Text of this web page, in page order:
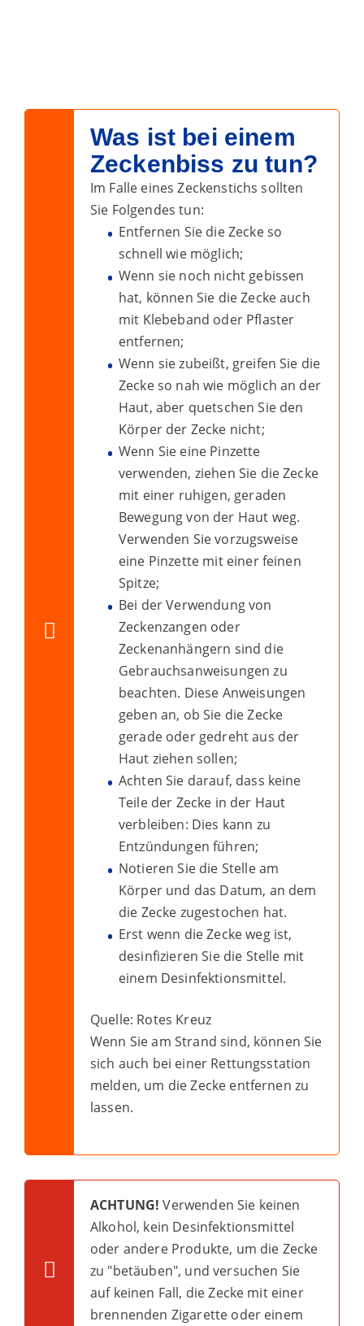
Was ist bei einem
Zeckenbiss zu tun?
Im Falle eines Zeckenstichs sollten
Sie Folgendes tun:
Entfernen Sie die Zecke so
schnell wie möglich;
Wenn sie noch nicht gebissen
hat, können Sie die Zecke auch
mit Klebeband oder Pflaster
entfernen;
Wenn sie zubeißt, greifen Sie die
Zecke so nah wie möglich an der
Haut, aber quetschen Sie den
Körper der Zecke nicht;
Wenn Sie eine Pinzette
verwenden, ziehen Sie die Zecke
mit einer ruhigen, geraden
Bewegung von der Haut weg.
Verwenden Sie vorzugsweise
eine Pinzette mit einer feinen
Spitze;
Bei der Verwendung von
Zeckenzangen oder
Zeckenanhängern sind die
Gebrauchsanweisungen zu
beachten. Diese Anweisungen
geben an, ob Sie die Zecke
gerade oder gedreht aus der
Haut ziehen sollen;
Achten Sie darauf, dass keine
Teile der Zecke in der Haut
verbleiben: Dies kann zu
Entzündungen führen;
Notieren Sie die Stelle am
Körper und das Datum, an dem
die Zecke zugestochen hat.
Erst wenn die Zecke weg ist,
desinfizieren Sie die Stelle mit
einem Desinfektionsmittel.
Quelle: Rotes Kreuz
Wenn Sie am Strand sind, können Sie
sich auch bei einer Rettungsstation
melden, um die Zecke entfernen zu
lassen.
ACHTUNG! Verwenden Sie keinen
Alkohol, kein Desinfektionsmittel
oder andere Produkte, um die Zecke
zu "betäuben", und versuchen Sie
auf keinen Fall, die Zecke mit einer
brennenden Zigarette oder einem